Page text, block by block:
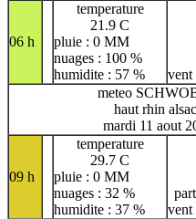
06 h
temperature
21.9 C
pluie : 0 MM
nuages : 100 %
humidite : 57 %
vent
meteo
haut rhin
mardi 11 aout
09 h
temperature
29.7 C
pluie : 0 MM
nuages : 32 %
humidite : 37 %
vent